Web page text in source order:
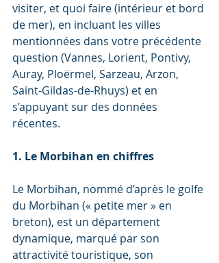
visiter, et quoi faire (intérieur et bord
de mer), en incluant les villes
mentionnées dans votre précédente
question (Vannes, Lorient, Pontivy,
Auray, Ploërmel, Sarzeau, Arzon,
Saint-Gildas-de-Rhuys) et en
s’appuyant sur des données
récentes.
1. Le Morbihan en chiffres
Le Morbihan, nommé d’après le golfe
du Morbihan (« petite mer » en
breton), est un département
dynamique, marqué par son
attractivité touristique, son